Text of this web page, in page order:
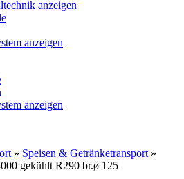
anzeigen
anzeigen
anzeigen
» Speisen & Getränketransport »
gekühlt R290 br.ø 125